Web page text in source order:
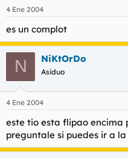
4 Ene 2004
es un complot
N NiKtOrDo
Asiduo
4 Ene 2004
este tio esta flipao encima
preguntale si puedes ir a